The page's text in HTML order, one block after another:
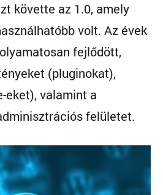
követte az 1.0, amely
volt. Az évek
fejlődött,
(pluginokat),
eket), valamint a
felületet.